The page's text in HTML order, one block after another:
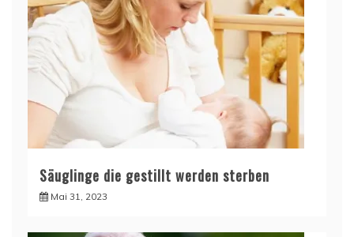
Säuglinge die gestillt werden sterben
Mai 31, 2023